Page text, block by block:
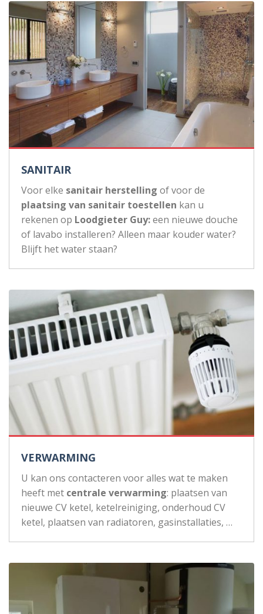
SANITAIR
Voor elke sanitair herstelling of voor de
plaatsing van sanitair toestellen kan u
rekenen op Loodgieter Guy:een nieuwe douche
of lavabo installeren? Alleen maar kouder water?
Blijft het water staan?
VERWARMING
U kan ons contacteren voor alles wat te maken
heeft met centrale verwarming: plaatsen van
nieuwe CV ketel, ketelreiniging, onderhoud CV
ketel, plaatsen van radiatoren, gasinstallaties, …